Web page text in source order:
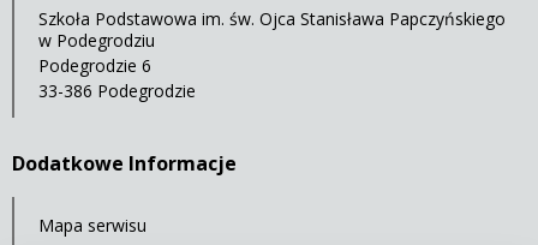
Szkoła Podstawowa im. św. Ojca Stanisława Papczyńskiego
w Podegrodziu
Podegrodzie 6
33-386 Podegrodzie
Dodatkowe Informacje
Mapa serwisu